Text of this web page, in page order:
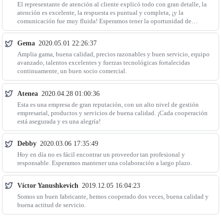
El representante de atención al cliente explicó todo con gran detalle, la
atención es excelente, la respuesta es puntual y completa, ¡y la
comunicación fue muy fluida! Esperamos tener la oportunidad de
colaborar.
Gema 2020.05.01 22:26:37
Amplia gama, buena calidad, precios razonables y buen servicio, equipo
avanzado, talentos excelentes y fuerzas tecnológicas fortalecidas
continuamente, un buen socio comercial.
Atenea 2020.04.28 01:00:36
Esta es una empresa de gran reputación, con un alto nivel de gestión
empresarial, productos y servicios de buena calidad. ¡Cada cooperación
está asegurada y es una alegría!
Debby 2020.03.06 17:35:49
Hoy en día no es fácil encontrar un proveedor tan profesional y
responsable. Esperamos mantener una colaboración a largo plazo.
Víctor Yanushkevich 2019.12.05 16:04:23
Somos un buen fabricante, hemos cooperado dos veces, buena calidad y
buena actitud de servicio.